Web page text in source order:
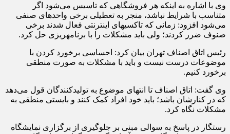
وی با اشاره به اینکه هر فروشگاهی که تاسیس می‌شود اگر
متناسب با شرایط نباشد، منجر به تعطیلی برخی واحدهای صنفی
می‌شود افزود: زمانی که تاکسی‎های اینترنتی فعال شدند برخی
صنوف ضرر کردند؛ ولی باید مشکلات را با برنامه‎ریزی حل کرد.
رئیس اتاق اصناف تهران بیان کرد: احساسی برخورد کردن با
موضوعات درست نیست و باید با مشکلات به صورت منطقی
برخورد کنیم.
وی گفت: اتاق اصناف تا انتهای موضوع به تولیدکنندگان قول می‌دهد
که در کنارشان باشد؛ باید خود افراد کمک کنند و بایستی منطقی به
مشکلات نگاه کرد.
رستگار در پاسخ به سوالی مبنی بر جلوگیری از برگزاری نمایشگاه